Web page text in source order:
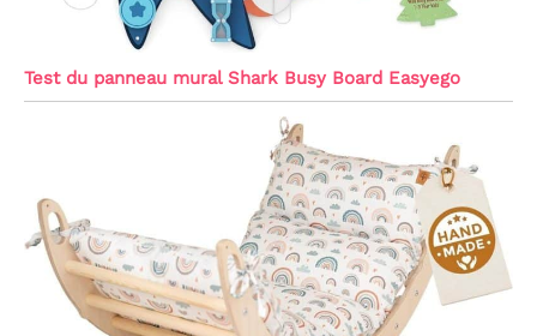
Test du panneau mural Shark Busy Board Easyego